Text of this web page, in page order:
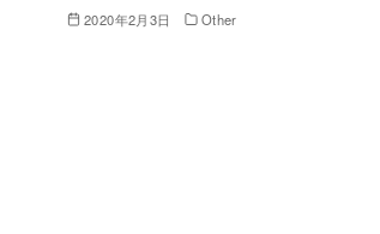
2020年2月3日 Other